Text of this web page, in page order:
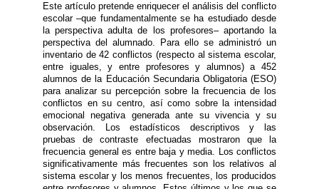
Este artículo pretende enriquecer el análisis del conflicto
escolar –que fundamentalmente se ha estudiado desde
la perspectiva adulta de los profesores– aportando la
perspectiva del alumnado. Para ello se administró un
inventario de 42 conflictos (respecto al sistema escolar,
entre iguales, y entre profesores y alumnos) a 452
alumnos de la Educación Secundaria Obligatoria (ESO)
para analizar su percepción sobre la frecuencia de los
conflictos en su centro, así como sobre la intensidad
emocional negativa generada ante su vivencia y su
observación. Los estadísticos descriptivos y las
pruebas de contraste efectuadas mostraron que la
frecuencia general es entre baja y media. Los conflictos
significativamente más frecuentes son los relativos al
sistema escolar y los menos frecuentes, los producidos